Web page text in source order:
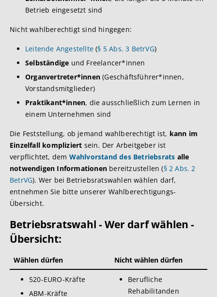
Betrieb eingesetzt sind
Nicht wahlberechtigt sind hingegen:
Leitende Angestellte (§ 5 Abs. 3 BetrVG)
Selbständige und Freelancer*innen
Organvertreter*innen (Geschäftsführer*innen,
Vorstandsmitglieder)
Praktikant*innen, die ausschließlich zum Lernen in
einem Unternehmen sind
Die Feststellung, ob jemand wahlberechtigt ist, kann im
Einzelfall kompliziert sein. Der Arbeitgeber ist
verpflichtet, dem Wahlvorstand des Betriebsrats alle
notwendigen Informationen bereitzustellen (§ 2 Abs. 2
BetrVG). Wer bei Betriebsratswahlen wählen darf,
entnehmen Sie bitte unserer Wahlberechtigungs-
Übersicht.
Betriebsratswahl - Wer darf wählen -
Übersicht:
Wählen dürfen Nicht wählen dürfen
520-EURO-Kräfte
ABM-Kräfte
Berufliche
Rehabilitanden